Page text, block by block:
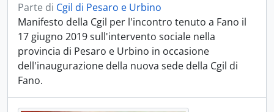
Parte di Cgil di Pesaro e Urbino
Manifesto della Cgil per l'incontro tenuto a Fano il
17 giugno 2019 sull'intervento sociale nella
provincia di Pesaro e Urbino in occasione
dell'inaugurazione della nuova sede della Cgil di
Fano.